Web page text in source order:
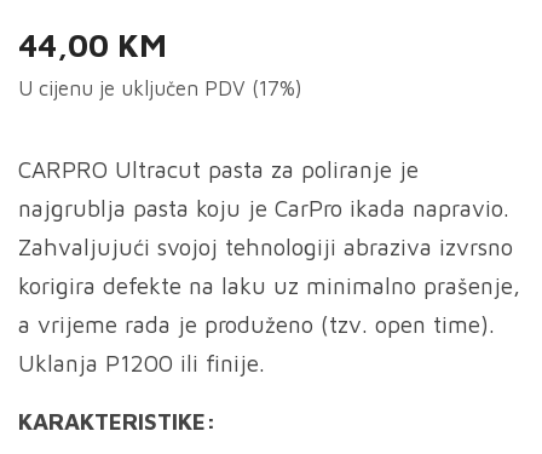
44,00 KM
U cijenu je uključen PDV (17%)
CARPRO Ultracut pasta za poliranje je
najgrublja pasta koju je CarPro ikada napravio.
Zahvaljujući svojoj tehnologiji abraziva izvrsno
korigira defekte na laku uz minimalno prašenje,
a vrijeme rada je produženo (tzv. open time).
Uklanja P1200 ili finije.
KARAKTERISTIKE: